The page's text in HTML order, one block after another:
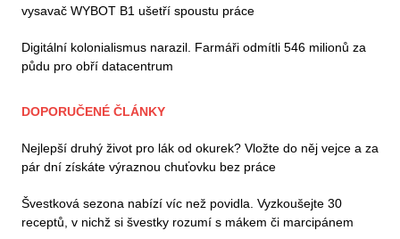
vysavač WYBOT B1 ušetří spoustu práce
Digitální kolonialismus narazil. Farmáři odmítli 546 milionů za
půdu pro obří datacentrum
DOPORUČENÉ ČLÁNKY
Nejlepší druhý život pro lák od okurek? Vložte do něj vejce a za
pár dní získáte výraznou chuťovku bez práce
Švestková sezona nabízí víc než povidla. Vyzkoušejte 30
receptů, v nichž si švestky rozumí s mákem či marcipánem